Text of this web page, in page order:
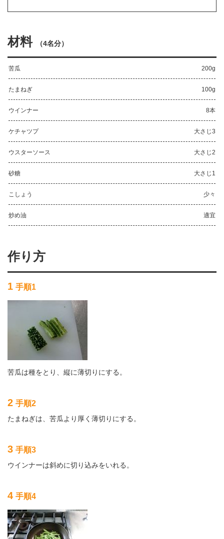
材料 （4名分）
苦瓜 200g
たまねぎ 100g
ウインナー 8本
ケチャツプ 大さじ3
ウスターソース 大さじ2
砂糖 大さじ1
こしょう 少々
炒め油 適宜
作り方
1 手順1
苦瓜は種をとり、縦に薄切りにする。
2 手順2
たまねぎは、苦瓜より厚く薄切りにする。
3 手順3
ウインナーは斜めに切り込みをいれる。
4 手順4